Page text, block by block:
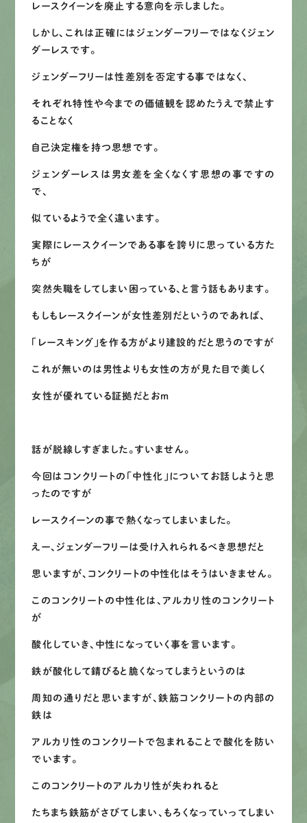
Web お問い合わせ
レースクイーンを廃止する意向を示しました。
しかし、これは正確にはジェンダーフリーではなくジェン
ダーレスです。
ジェンダーフリーは性差別を否定する事ではなく、
それぞれ特性や今までの価値観を認めたうえで禁止す
ることなく
自己決定権を持つ思想です。
ジェンダーレスは男女差を全くなくす思想の事ですの
で、
似ているようで全く違います。
実際にレースクイーンである事を誇りに思っている方た
ちが
突然失職をしてしまい困っている、と言う話もあります。
もしもレースクイーンが女性差別だというのであれば、
「レースキング」を作る方がより建設的だと思うのですが
これが無いのは男性よりも女性の方が見た目で美しく
女性が優れている証拠だとおｍ
話が脱線しすぎました。すいません。
今回はコンクリートの「中性化」についてお話しようと思
ったのですが
レースクイーンの事で熱くなってしまいました。
えー、ジェンダーフリーは受け入れられるべき思想だと
思いますが、コンクリートの中性化はそうはいきません。
このコンクリートの中性化は、アルカリ性のコンクリート
が
酸化していき、中性になっていく事を言います。
鉄が酸化して錆びると脆くなってしまうというのは
周知の通りだと思いますが、鉄筋コンクリートの内部の
鉄は
アルカリ性のコンクリートで包まれることで酸化を防い
でいます。
このコンクリートのアルカリ性が失われると
たちまち鉄筋がさびてしまい、もろくなっていってしまい